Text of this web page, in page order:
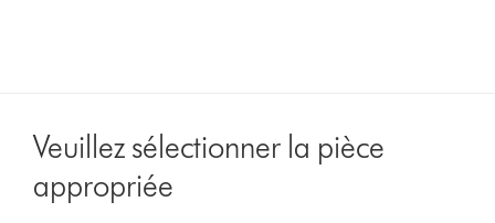
Veuillez sélectionner la pièce
appropriée